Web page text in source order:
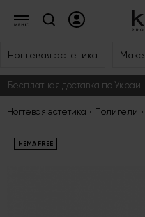
Ногтевая эстетика
Бесплатная доставка по
Ногтевая эстетика Полигели
HEMA FREE